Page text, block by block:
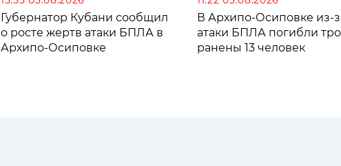
Губернатор Кубани сообщил
о росте жертв атаки БПЛА в
Архипо-Осиповке
В Архипо-Осиповке из-
атаки БПЛА погибли
ранены 13 человек